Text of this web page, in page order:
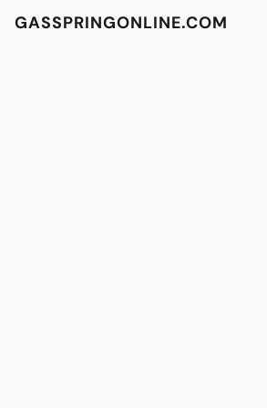
GASSPRINGONLINE.COM